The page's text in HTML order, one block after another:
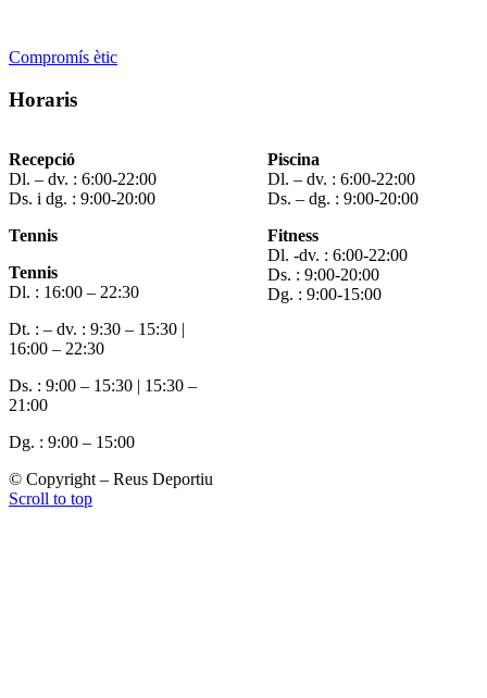
Compromís ètic
Horaris
Recepció
Dl. – dv. : 6:00-22:00
Ds. i dg. : 9:00-20:00
Tennis
Tennis
Dl. : 16:00 – 22:30
Dt. : – dv. : 9:30 – 15:30 |
16:00 – 22:30
Ds. : 9:00 – 15:30 | 15:30 –
21:00
Dg. : 9:00 – 15:00
Piscina
Dl. – dv. : 6:00-22:00
Ds. – dg. : 9:00-20:00
Fitness
Dl. -dv. : 6:00-22:00
Ds. : 9:00-20:00
Dg. : 9:00-15:00
© Copyright – Reus Deportiu
Scroll to top